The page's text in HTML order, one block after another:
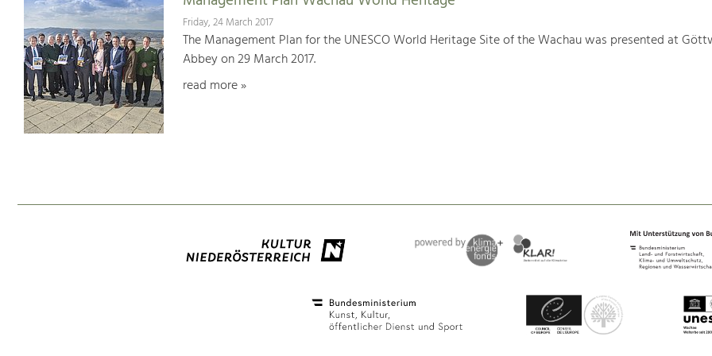
Friday, 24 March 2017
The Management Plan for the UNESCO World Heritage Site of the Wachau was presented at
Abbey on 29 March 2017.
read more »